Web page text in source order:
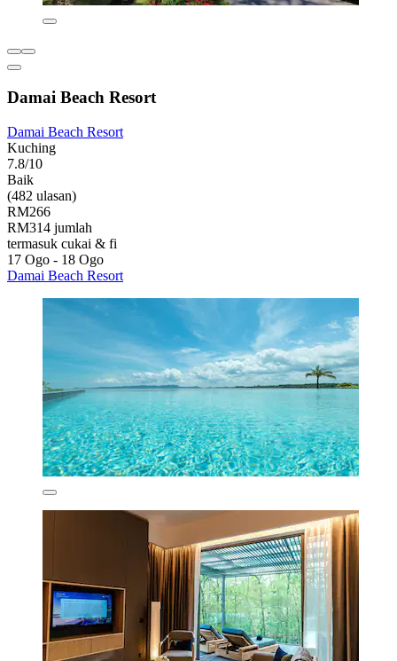
Damai Beach Resort
Damai Beach Resort
Kuching
7.8/10
Baik
(482 ulasan)
RM266
RM314 jumlah
termasuk cukai & fi
17 Ogo - 18 Ogo
Damai Beach Resort